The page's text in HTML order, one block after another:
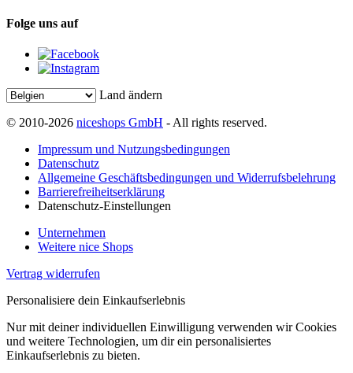
Folge uns auf
Land ändern
© 2010-2026 niceshops GmbH - All rights reserved.
Impressum und Nutzungsbedingungen
Datenschutz
Allgemeine Geschäftsbedingungen und Widerrufsbelehrung
Barrierefreiheitserklärung
Datenschutz-Einstellungen
Unternehmen
Weitere nice Shops
Vertrag widerrufen
Personalisiere dein Einkaufserlebnis
Nur mit deiner individuellen Einwilligung verwenden wir Cookies
und weitere Technologien, um dir ein personalisiertes
Einkaufserlebnis zu bieten.